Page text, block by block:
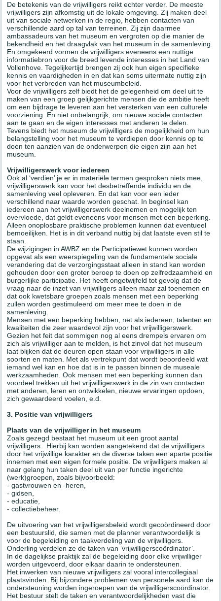
De betekenis van de vrijwilligers reikt echter verder. De meeste
vrijwilligers zijn afkomstig uit de lokale omgeving. Zij maken deel
uit van sociale netwerken in de regio, hebben contacten van
verschillende aard op tal van terreinen. Zij zijn daarmee
ambassadeurs van het museum en vergroten op die manier de
bekendheid en het draagvlak van het museum in de samenleving.
En omgekeerd vormen de vrijwilligers eveneens een nuttige
informatiebron voor de breed levende interesses in het Land van
Vollenhove. Tegelijkertijd brengen zij ook hun eigen specifieke
kennis en vaardigheden in en dat kan soms uitermate nuttig zijn
voor het verbreden van het museumbeleid.
Voor de vrijwilligers zelf biedt het de gelegenheid om deel uit te
maken van een groep gelijkgerichte mensen die de ambitie heeft
om een bijdrage te leveren aan het versterken van een culturele
voorziening. En niet onbelangrijk, om nieuwe sociale contacten
aan te gaan en de eigen interesses met anderen te delen.
Tevens biedt het museum de vrijwilligers de mogelijkheid om hun
belangstelling voor het museum te verdiepen door kennis op te
doen ten aanzien van de onderwerpen die eigen zijn aan het
museum.
Vrijwilligerswerk voor iedereen
Ook al ‘verdien’ je er in materiële termen gesproken niets mee,
vrijwilligerswerk kan voor het desbetreffende individu en de
samenleving veel opleveren. En dat kan voor een ieder
verschillend naar waarde worden geschat. In beginsel kan
iedereen aan het vrijwilligerswerk deelnemen en mogelijk ten
overvloede, dat geldt eveneens voor mensen met een beperking.
Alleen onoplosbare praktische problemen kunnen dat eventueel
bemoeilijken. Het is in dit verband nuttig bij dat laatste even stil te
staan.
De wijzigingen in AWBZ en de Participatiewet kunnen worden
opgevat als een weerspiegeling van de fundamentele sociale
verandering dat de verzorgingsstaat alleen in stand kan worden
gehouden door een groter beroep te doen op zelfredzaamheid en
burgerlijke participatie. Het heeft ongetwijfeld tot gevolg dat de
vraag naar de inzet van vrijwilligers alleen maar zal toenemen en
dat ook kwetsbare groepen zoals mensen met een beperking
zullen worden gestimuleerd om meer mee te doen in de
samenleving.
Mensen met een beperking hebben, net als iedereen, talenten en
kwaliteiten die zeer waardevol zijn voor het vrijwilligerswerk.
Gezien het feit dat sommigen nog al eens drempels ervaren om
zich als vrijwilliger aan te melden, is het zinvol dat het museum
laat blijken dat de deuren open staan voor vrijwilligers in alle
soorten en maten. Met als vertrekpunt dat wordt beoordeeld wat
iemand wel kan en hoe dat is in te passen binnen de museale
werkzaamheden. Ook mensen met een beperking kunnen dan
voordeel trekken uit het vrijwilligerswerk in de zin van contacten
met anderen, leren en ontwikkelen, nieuwe ervaringen opdoen,
zich gewaardeerd voelen, e.d.
3. Positie van vrijwilligers
Plaats van de vrijwilliger in het museum
Zoals gezegd bestaat het museum uit een groot aantal
vrijwilligers. Hierbij kan worden aangetekend dat de vrijwilligers
door het vrijwillige karakter en de diverse taken een aparte positie
innemen met een eigen formele positie. De vrijwilligers maken al
naar gelang hun taken deel uit van per functie ingerichte
(werk)groepen, zoals bijvoorbeeld:
- gastvrouwen en -heren,
- gidsen,
- educatie,
- collectiebeheer.
De uitvoering van het vrijwilligersbeleid wordt gecoördineerd door
een bestuurslid, die samen met de planner verantwoordelijk is
voor de begeleiding en taakverdeling van de vrijwilligers.
Onderling verdelen ze de taken van ‘vrijwilligerscoördinator’.
In de dagelijkse praktijk zal de begeleiding door elke vrijwilliger
worden uitgevoerd, door elkaar daarin te ondersteunen.
Het inwerken van nieuwe vrijwilligers zal vooral intercollegiaal
plaatsvinden. Bij bijzondere problemen van personele aard kan de
ondersteuning worden ingeroepen van de vrijwilligerscoördinator.
Het bestuur stelt de taken en verantwoordelijkheden vast die